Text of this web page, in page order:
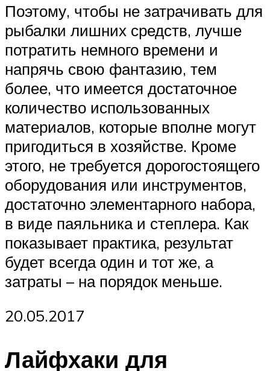
Поэтому, чтобы не затрачивать для
рыбалки лишних средств, лучше
потратить немного времени и
напрячь свою фантазию, тем
более, что имеется достаточное
количество использованных
материалов, которые вполне могут
пригодиться в хозяйстве. Кроме
этого, не требуется дорогостоящего
оборудования или инструментов,
достаточно элементарного набора,
в виде паяльника и степлера. Как
показывает практика, результат
будет всегда один и тот же, а
затраты – на порядок меньше.
20.05.2017
Лайфхаки для